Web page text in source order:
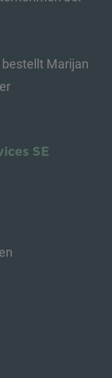
bestellt Marijan
SE